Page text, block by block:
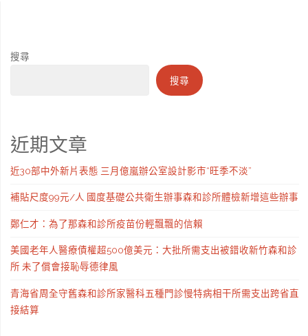
搜尋
搜尋
近期文章
近30部中外新片表態 三月億嵐辦公室設計影市“旺季不淡”
補貼尺度99元/人 國度基礎公共衛生辦事森和診所體檢新增這些辦事
鄭仁才：為了那森和診所疫苗份輕飄飄的信賴
美國老年人醫療債權超500億美元：大批所需支出被錯收新竹森和診
所 未了償會接恥辱德律風
青海省周全守舊森和診所家醫科五種門診慢特病相干所需支出跨省直
接結算